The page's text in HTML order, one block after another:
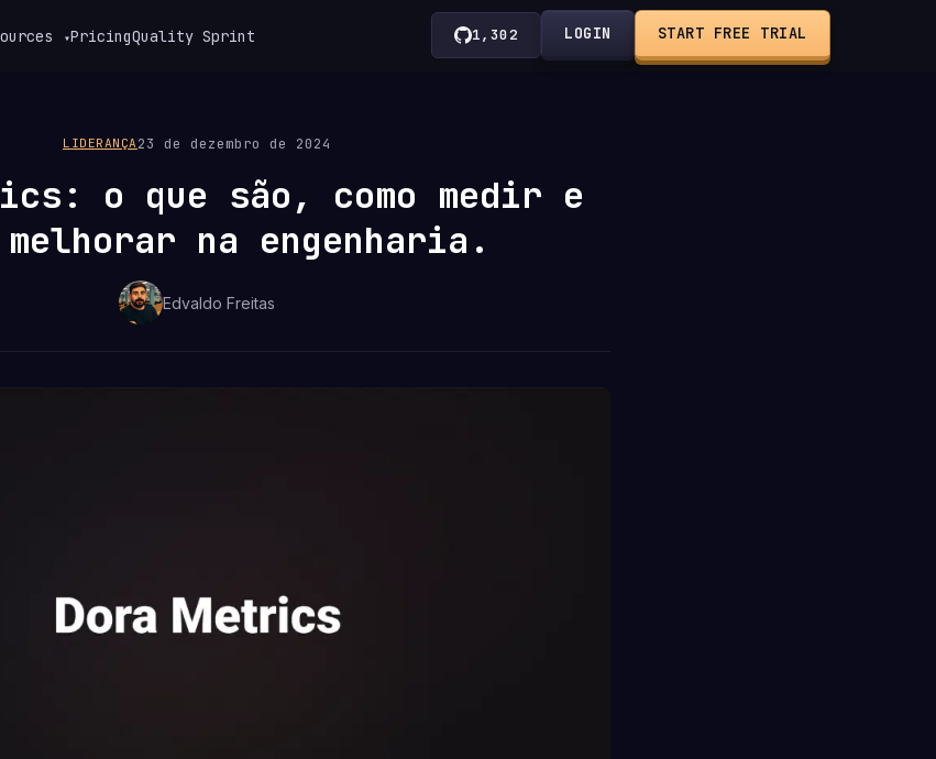
▾PricingQuality Sprint 1,302 LOGIN START FREE TRIAL
LIDERANÇA 23 de dezembro de 2024
o que são, como medir e
melhorar na engenharia.
Edvaldo Freitas